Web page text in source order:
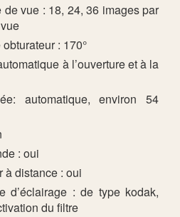
vue : 18, 24, 36 images par
: 170°
à l’ouverture et à la
automatique, environ 54
: oui
à distance : oui
d’éclairage : de type kodak,
du filtre